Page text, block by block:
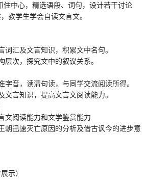
中心，精选语段、词句，设计若干讨论
教学生学会自读文言文。
汇及文言知识，积累文中名句。
次，探究文中的叙议关系。
音，读清句读，与同学交流阅读所得。
言知识，提高文言文阅读能力。
阅读能力和文学鉴赏能力
迅速灭亡原因的分析及借古讽今的进步意
示）